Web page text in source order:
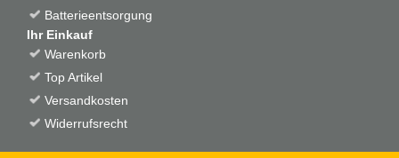
Batterieentsorgung
Ihr Einkauf
Warenkorb
Top Artikel
Versandkosten
Widerrufsrecht